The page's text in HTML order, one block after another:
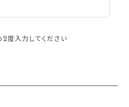
2度入力してください